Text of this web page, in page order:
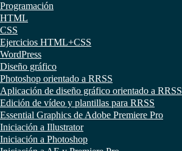
Programación
HTML
CSS
Ejercicios HTML+CSS
WordPress
Diseño gráfico
Photoshop orientado a RRSS
Aplicación de diseño gráfico orientado a RRSS
Edición de vídeo y plantillas para RRSS
Essential Graphics de Adobe Premiere Pro
Iniciación a Illustrator
Iniciación a Photoshop